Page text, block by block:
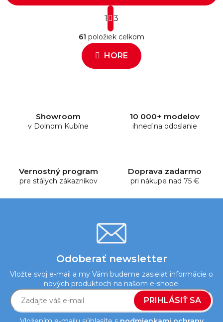
O
v
l
á
d
s
u
S
t
r
á
k
o
1 3
61 položiek celkom
HORE
Showroom
v Dolnom Kubíne
10 000+ modelov
ihneď na odoslanie
Vernostný program
pre stálych zákazníkov
Doprava zadarmo
pri nákupe nad 75 €
Odoberať newsletter
Vložte svoj e-mail a my Vám budeme zasielať informácie o
nových produktoch na našom e-shope.
PRIHLÁSIŤ SA